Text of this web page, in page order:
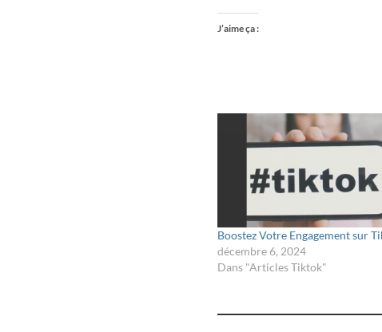
J’aime ça :
Boostez Votre Engagement sur
décembre 6, 2024
Dans "Articles Tiktok"